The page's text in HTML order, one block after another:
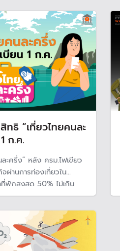
อนได้ 2 เท่า
ทธิ “เที่ยวไทยคนละ
ก.ค.
ะครึ่ง” หลัง ครม.ไฟเขียว
ผ่านการท่องเที่ยวใน
ที่พักสูงสุด 50% ไม่เกิน
ปิดให้ประชาชนลงทะเบียน
นแอปพลิเคชัน Amazing